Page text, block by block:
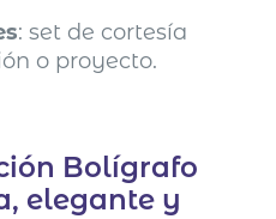
: set de cortesía
o proyecto.
Bolígrafo
elegante y